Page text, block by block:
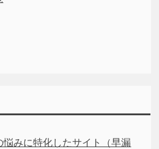
みに特化したサイト（早漏